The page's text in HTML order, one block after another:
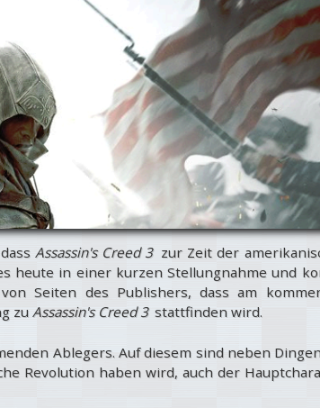
Assassin's Creed 3 zur Zeit der
heute in einer kurzen Stellungnahme und
Seiten des Publishers, dass am
zu Assassin's Creed 3 stattfinden wird.
Ablegers. Auf diesem sind neben
Revolution haben wird, auch der